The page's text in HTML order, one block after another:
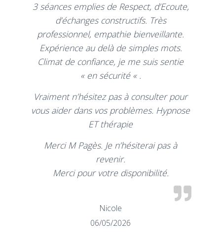
3 séances emplies de Respect, d’Ecoute,
d’échanges constructifs. Très
professionnel, empathie bienveillante.
Expérience au delà de simples mots.
Climat de confiance, je me suis sentie
« en sécurité « .
Vraiment n’hésitez pas à consulter pour
vous aider dans vos problèmes. Hypnose
ET thérapie
Merci M Pagès. Je n’hésiterai pas à
revenir.
Merci pour votre disponibilité.
Nicole
06/05/2026